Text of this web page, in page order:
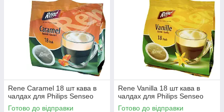
Rene Caramel 18 шт кава в
чалдах для Philips Senseo
Готово до відправки
Rene Vanilla 18 шт кава в
чалдах для Philips Senseo
Готово до відправки